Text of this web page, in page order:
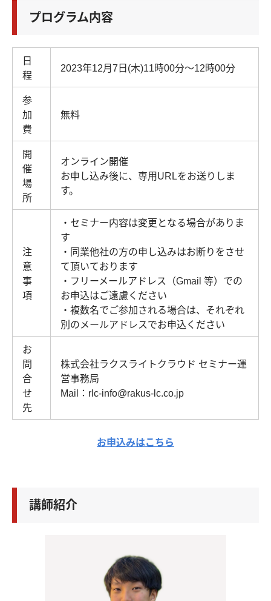
プログラム内容
日
程
2023年12月7日(木)11時00分～12時00分
参
加
費
無料
開
催
場
所
オンライン開催
お申し込み後に、専用URLをお送りしま
す。
注
意
事
項
・セミナー内容は変更となる場合がありま
す
・同業他社の方の申し込みはお断りをさせ
て頂いております
・フリーメールアドレス（Gmail 等）での
お申込はご遠慮ください
・複数名でご参加される場合は、それぞれ
別のメールアドレスでお申込ください
お
問
合
せ
先
株式会社ラクスライトクラウド セミナー運
営事務局
Mail：rlc-info@rakus-lc.co.jp
お申込みはこちら
講師紹介